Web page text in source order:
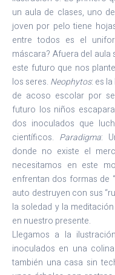
un aula de clases, uno
joven por pelo tiene
entre todos es el
máscara? Afuera del
este futuro que nos
los seres. Neophytos: es
de acoso escolar por
futuro los niños
dos inoculados que
científicos. Paradigma:
donde no existe el
necesitamos en este
enfrentan dos formas de
auto destruyen con sus
la soledad y la
en nuestro presente.
Llegamos a la
inoculados en una
también una casa sin